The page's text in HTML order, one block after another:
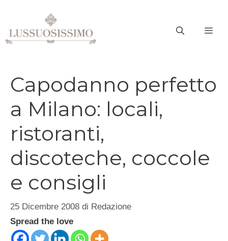
contenuto
Capodanno perfetto
a Milano: locali,
ristoranti,
discoteche, coccole
e consigli
25 Dicembre 2008 di Redazione
Spread the love